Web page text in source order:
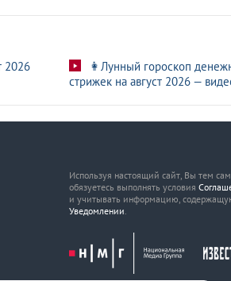
2026
👩Лунный гороскоп
стрижек на август 2026 —
Используя настоящий сайт, Вы тем
обязуетесь выполнять условия
и учитывать информацию,
Уведомлении